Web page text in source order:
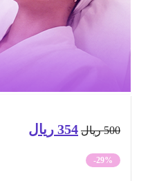
ريالالسعر
الأصلي
354 ريالالسعر